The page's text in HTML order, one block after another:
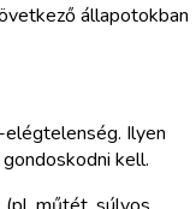
állapotokban
Ilyen
kell.